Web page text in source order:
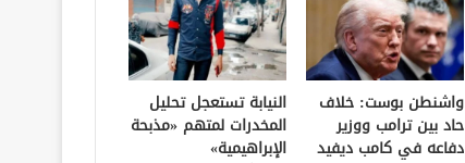
واشنطن بوست: خلاف
حاد بين ترامب ووزير
دفاعه في كامب ديفيد
النيابة تستعجل تحليل
المخدرات لمتهم «مذبحة
الإبراهيمية»